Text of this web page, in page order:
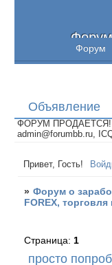
Форум
Форум
Объявление
ФОРУМ
admin@forumbb.ru,
Привет, Гость!
» Форум о
FOREX,
просто
Страница: 1